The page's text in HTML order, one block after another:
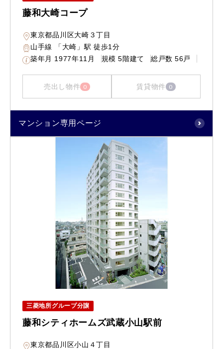
藤和大崎コープ
東京都品川区大崎３丁目
山手線 「大崎」駅 徒歩1分
築年月 1977年11月 規模 5階建て 総戸数 56戸
売出し物件 0 賃貸物件 0
マンション専用ページ
三菱地所グループ分譲
藤和シティホームズ武蔵小山駅前
東京都品川区小山４丁目